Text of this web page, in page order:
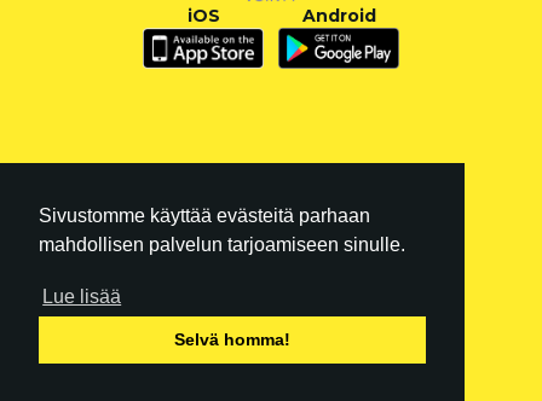
Sivustomme käyttää evästeitä parhaan
mahdollisen palvelun tarjoamiseen sinulle.
Lue lisää
Selvä homma!
iOS Android